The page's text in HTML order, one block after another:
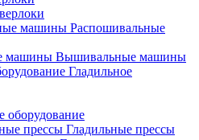
Распошивальные
Вышивальные машины
Гладильное
оборудование
Гладильные прессы